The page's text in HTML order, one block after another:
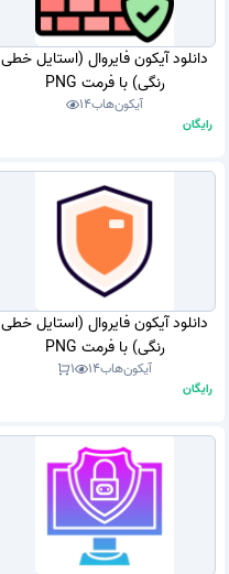
دانلود آیکون فایروال (استایل خطی
رنگی) با فرمت PNG
آیکون‌هاب14
رایگان
دانلود آیکون فایروال (استایل خطی
رنگی) با فرمت PNG
آیکون‌هاب14
1
رایگان